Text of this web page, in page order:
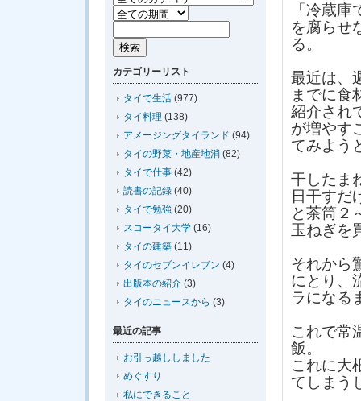
「冷蔵
を腐らせ
る。
最近は、
までに食
紹介され
が増やす
てみよう
干したま
日干すだ
と茶筒２
玉ねぎを
それから
にとり、
ラになる
これで常
飯。
これに大
てしまう
カテゴリーリスト
タイで生活 (977)
タイ料理 (138)
アメージングタイランド (94)
タイの野菜・地産地消 (82)
タイで仕事 (42)
読書の記録 (40)
タイで勉強 (20)
スコータイ大学 (16)
タイの建築 (11)
タイのセブンイレブン (4)
出版本の紹介 (3)
タイのニュースから (3)
最近の記事
お引っ越ししました
めぐすり
私にできること